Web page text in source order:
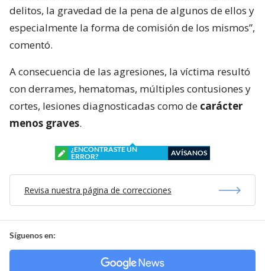
delitos, la gravedad de la pena de algunos de ellos y
especialmente la forma de comisión de los mismos”,
comentó.
A consecuencia de las agresiones, la víctima resultó
con derrames, hematomas, múltiples contusiones y
cortes, lesiones diagnosticadas como de carácter
menos graves.
¿ENCONTRASTE UN
ERROR?
AVÍSANOS
Revisa nuestra página de correcciones
Síguenos en: